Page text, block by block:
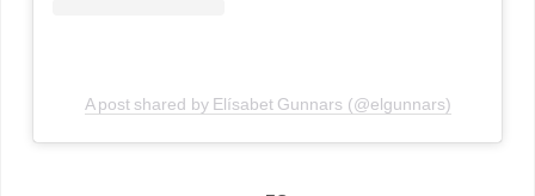
A post shared by Elísabet Gunnars (@elgunnars)